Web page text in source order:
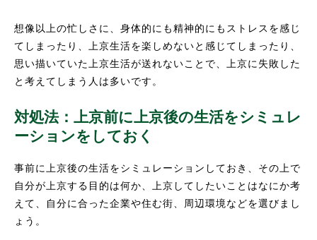
想像以上の忙しさに、身体的にも精神的にもストレスを感じ
てしまったり、上京生活を楽しめないと感じてしまったり、
思い描いていた上京生活が送れないことで、上京に失敗した
と考えてしまう人は多いです。
対処法：上京前に上京後の生活をシミュレ
ーションをしておく
事前に上京後の生活をシミュレーションしておき、その上で
自分が上京する目的は何か、上京してしたいことはなにか考
えて、自分に合った企業や住む街、周辺環境などを選びまし
ょう。